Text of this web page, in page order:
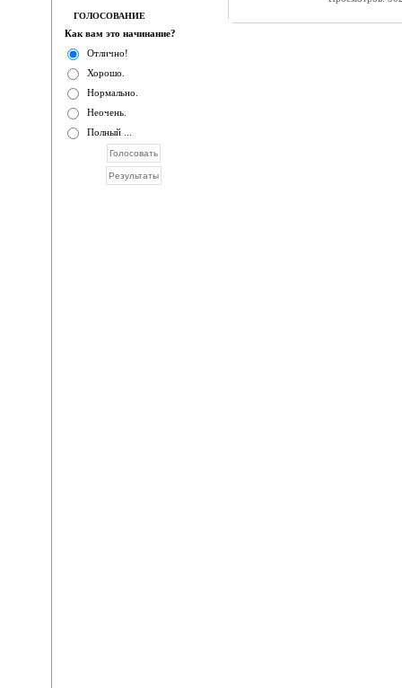
ГОЛОСОВАНИЕ
Как вам это начинание?
Отлично!
Хорошо.
Нормально.
Неочень.
Полный ...